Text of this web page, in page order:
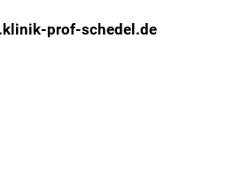
prof-schedel.de